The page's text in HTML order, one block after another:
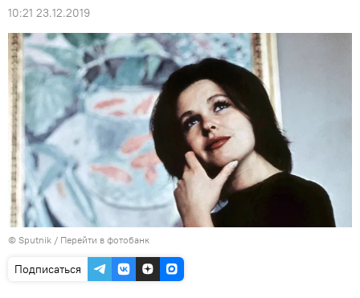
10:21 23.12.2019
© Sputnik / Перейти в фотобанк
Подписаться